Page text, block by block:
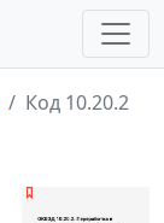
Код 10.20.2